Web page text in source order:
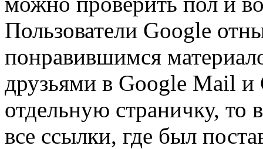
Пользователи Google
понравившимся
друзьями в Google Mail и
отдельную страничку, то
все ссылки, где был